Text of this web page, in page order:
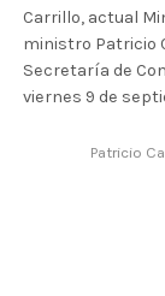
Carrillo, actual
ministro Patricio
Secretaría de
viernes 9 de
Patricio